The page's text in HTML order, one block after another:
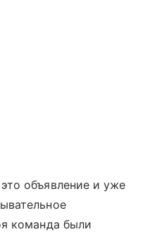
объявление и уже
команда были